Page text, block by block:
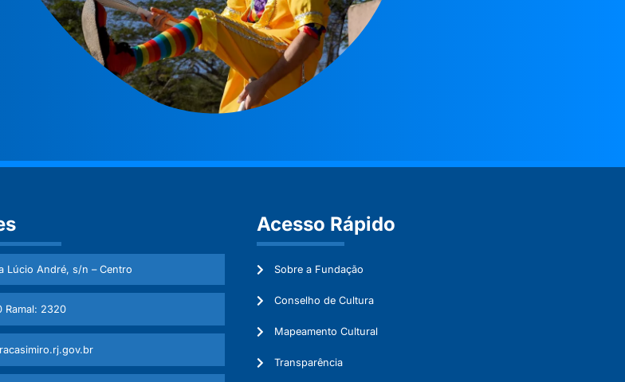
Lúcio André, s/n – Centro
Ramal: 2320
Acesso Rápido
Sobre a Fundação
Conselho de Cultura
Mapeamento Cultural
Transparência